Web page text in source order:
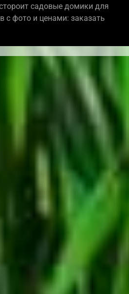
садовые домики для
с фото и ценами: заказать